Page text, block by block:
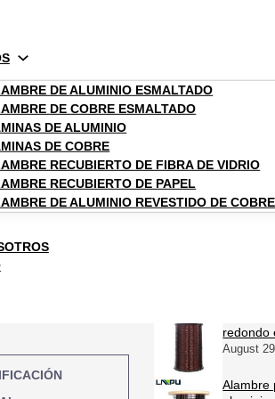
DE ALUMINIO ESMALTADO
DE COBRE ESMALTADO
DE ALUMINIO
DE COBRE
RECUBIERTO DE FIBRA DE VIDRIO
RECUBIERTO DE PAPEL
DE ALUMINIO REVESTIDO DE
cables esmaltados
redondo
August
Alambre